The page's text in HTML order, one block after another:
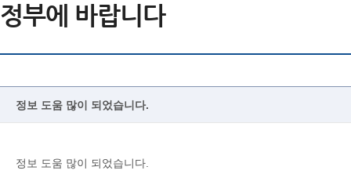
정부에 바랍니다
정보 도움 많이 되었습니다.
정보 도움 많이 되었습니다.